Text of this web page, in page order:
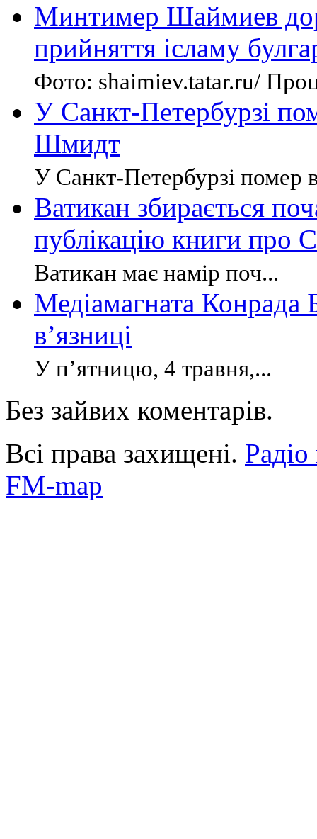
Минтимер Шаймиев
прийняття ісламу
Фото: shaimiev.tatar.ru/
У Санкт-Петербурзі
Шмидт
У Санкт-Петербурзі помер
Ватикан збирається
публікацію книги про
Ватикан має намір поч...
Медіамагната Конрада
в’язниці
У п’ятницю, 4 травня,...
Без зайвих коментарів.
Всі права захищені.
FM-map